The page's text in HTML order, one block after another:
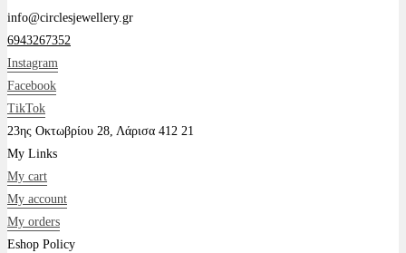
info@circlesjewellery.gr
6943267352
Instagram
Facebook
TikTok
23ης Οκτωβρίου 28, Λάρισα 412 21
My Links
My cart
My account
My orders
Eshop Policy